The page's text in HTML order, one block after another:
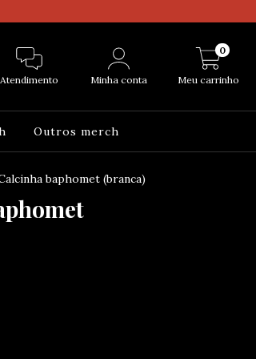
Atendimento Minha conta Meu carrinho
0
Outros merch
baphomet (branca)